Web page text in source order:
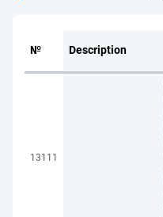
№ Description
13111